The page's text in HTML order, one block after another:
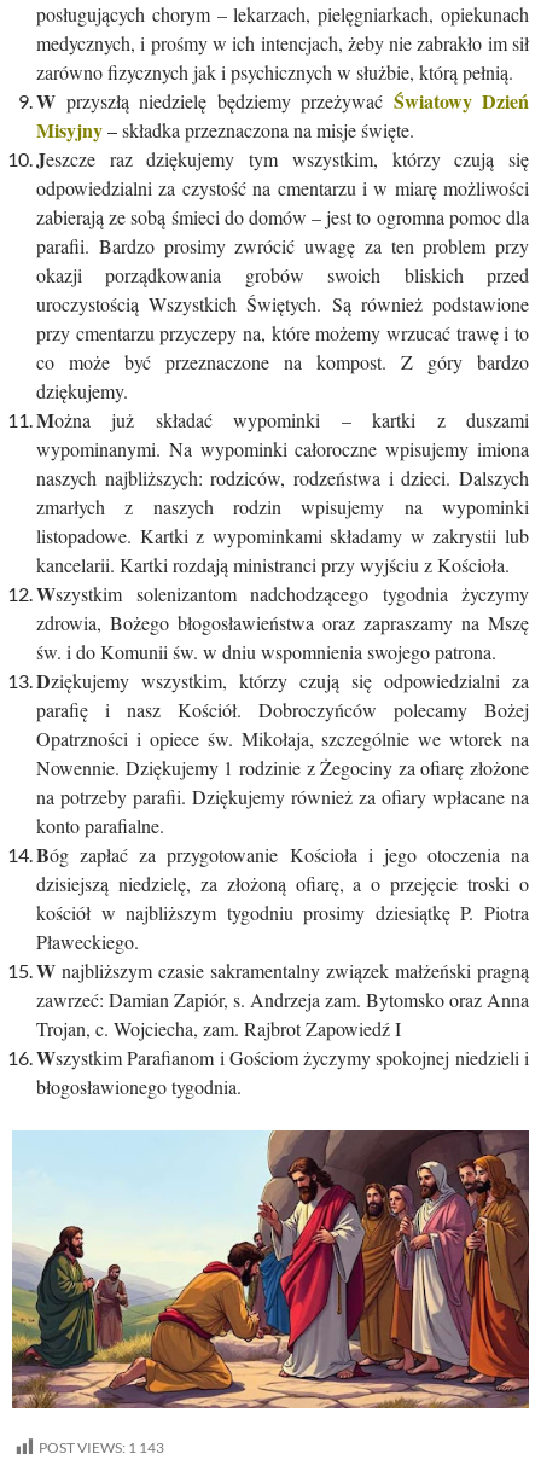
posługujących chorym – lekarzach, pielęgniarkach, opiekunach
medycznych, i prośmy w ich intencjach, żeby nie zabrakło im sił
zarówno fizycznych jak i psychicznych w służbie, którą pełnią.
W przyszłą niedzielę będziemy przeżywać Światowy Dzień
Misyjny–składka przeznaczona na misje święte.
Jeszcze raz dziękujemy tym wszystkim, którzy czują się
odpowiedzialni za czystość na cmentarzu i w miarę możliwości
zabierają ze sobą śmieci do domów – jest to ogromna pomoc dla
parafii. Bardzo prosimy zwrócić uwagę za ten problem przy
okazji porządkowania grobów swoich bliskich przed
uroczystością Wszystkich Świętych. Są również podstawione
przy cmentarzu przyczepy na, które możemy wrzucać trawę i to
co może być przeznaczone na kompost. Z góry bardzo
dziękujemy.
Można już składać wypominki – kartki z duszami
wypominanymi. Na wypominki całoroczne wpisujemy imiona
naszych najbliższych: rodziców, rodzeństwa i dzieci. Dalszych
zmarłych z naszych rodzin wpisujemy na wypominki
listopadowe. Kartki z wypominkami składamy w zakrystii lub
kancelarii. Kartki rozdają ministranci przy wyjściu z Kościoła.
Wszystkim solenizantom nadchodzącego tygodnia życzymy
zdrowia, Bożego błogosławieństwa oraz zapraszamy na Mszę
św. i do Komunii św. w dniu wspomnienia swojego patrona.
Dziękujemy wszystkim, którzy czują się odpowiedzialni za
parafię i nasz Kościół. Dobroczyńców polecamy Bożej
Opatrzności i opiece św. Mikołaja, szczególnie we wtorek na
Nowennie. Dziękujemy 1 rodzinie z Żegociny za ofiarę złożone
na potrzeby parafii. Dziękujemy również za ofiary wpłacane na
konto parafialne.
Bóg zapłać za przygotowanie Kościoła i jego otoczenia na
dzisiejszą niedzielę, za złożoną ofiarę, a o przejęcie troski o
kościół w najbliższym tygodniu prosimy dziesiątkę P. Piotra
Pławeckiego.
W najbliższym czasie sakramentalny związek małżeński pragną
zawrzeć: Damian Zapiór, s. Andrzeja zam. Bytomsko oraz Anna
Trojan, c. Wojciecha, zam. Rajbrot Zapowiedź I
Wszystkim Parafianom i Gościom życzymy spokojnej niedzieli i
błogosławionego tygodnia.
POST VIEWS: 1 143